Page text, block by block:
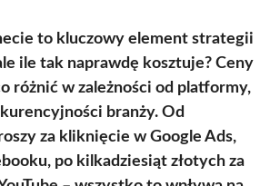
to kluczowy element strategii
ile tak naprawdę kosztuje? Ceny
różnić w zależności od platformy,
branży. Od
za kliknięcie w Google Ads,
po kilkadziesiąt złotych za